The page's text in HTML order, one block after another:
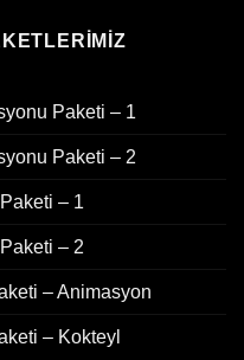
Paketi – 1
Paketi – 2
– 1
– 2
– Animasyon
– Kokteyl